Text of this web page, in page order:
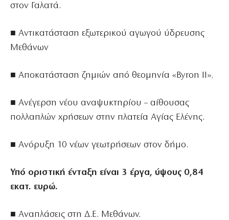
στον Γαλατά.
■ Αντικατάσταση εξωτερικού αγωγού ύδρευσης
Μεθάνων
■ Αποκατάσταση ζημιών από θεομηνία «Byron II».
■ Ανέγερση νέου αναψυκτηρίου – αίθουσας
πολλαπλών χρήσεων στην πλατεία Αγίας Ελένης.
■ Ανόρυξη 10 νέων γεωτρήσεων στον δήμο.
Υπό οριστική ένταξη είναι 3 έργα, ύψους 0,84
εκατ. ευρώ.
■ Αναπλάσεις στη Δ.Ε. Μεθάνων.